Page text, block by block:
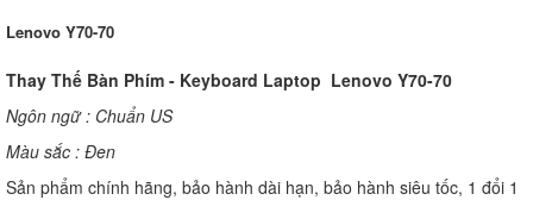
Lenovo Y70-70
Thay Thế Bàn Phím - Keyboard Laptop Lenovo Y70-70
Ngôn ngữ : Chuẩn US
Màu sắc : Đen
Sản phẩm chính hãng, bảo hành dài hạn, bảo hành siêu tốc, 1 đổi 1